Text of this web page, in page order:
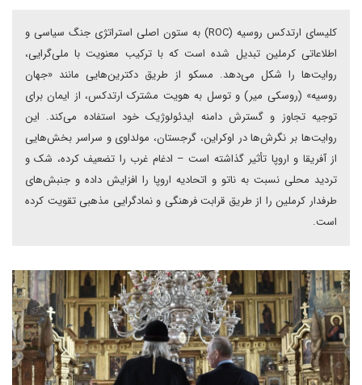
کلیسای ارتدکس روسیه (ROC) به ستون اصلی استراتژی جنگ سیاسی و
اطلاعاتی کرملین تبدیل شده است که با ترکیب معنویت با ملی‌گرایی،
روایت‌ها را شکل می‌دهد. مسکو از طریق دکترین‌هایی مانند «جهان
روسیه» (روسکی میر) و توسل به هویت مشترک ارتدکس، از ایمان برای
توجیه تجاوز و گسترش دامنه ایدئولوژیک خود استفاده می‌کند. این
روایت‌ها بر نگرش‌ها در اوکراین، گرجستان، مولداوی و سراسر بخش‌هایی
از آفریقا و اروپا تأثیر گذاشته است – ادغام غرب را تضعیف کرده، شک و
تردید محلی نسبت به ناتو و اتحادیه اروپا را افزایش داده و جنبش‌های
طرفدار کرملین را از طریق قرابت فرهنگی و نمادگرایی مذهبی تقویت کرده
است.